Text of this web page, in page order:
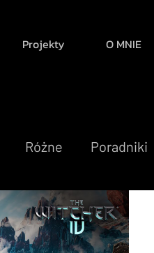
Projekty O MNIE
Różne Poradniki